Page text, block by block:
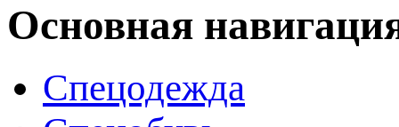
Основная
Спецодежда